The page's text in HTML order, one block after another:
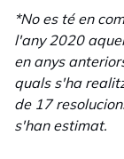
*No es té en
l'any 2020
en anys
quals s'ha
de 17
s'han estimat.